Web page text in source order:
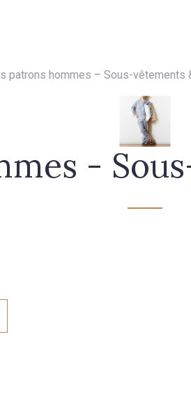
patrons hommes – Sous-vêtements
-